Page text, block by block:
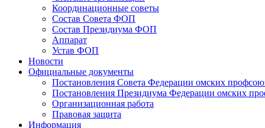
Координационные советы
Состав Совета ФОП
Состав Президиума ФОП
Аппарат
Устав ФОП
Новости
Официальные документы
Постановления Совета Федерации омских
Постановления Президиума Федерации омских
Организационная работа
Правовая защита
Информация